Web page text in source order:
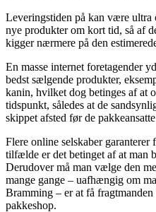
Leveringstiden på kan være ultra
nye produkter om kort tid, så af
kigger nærmere på den
En masse internet foretagender
bedst sælgende produkter,
kanin, hvilket dog betinges af at
tidspunkt, således at de
skippet afsted før de
Flere online selskaber
tilfælde er det betinget af at man
Derudover må man vælge den
mange gange – uafhængig om
Bramming – er at få
pakkeshop.